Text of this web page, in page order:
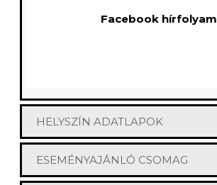
Facebook hírfolyam
HELYSZÍN ADATLAPOK
ESEMÉNYAJÁNLÓ CSOMAG